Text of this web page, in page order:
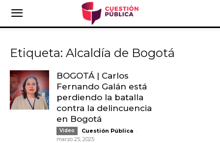
Etiqueta: Alcaldía de Bogotá
BOGOTÁ | Carlos
Fernando Galán está
perdiendo la batalla
contra la delincuencia
en Bogotá
Video Cuestión Pública -
marzo 25, 2025